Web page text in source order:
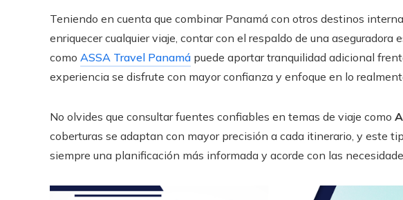
Teniendo en cuenta que combinar Panamá con otros destinos
enriquecer cualquier viaje, contar con el respaldo de una
como ASSA Travel Panamá puede aportar tranquilidad adicional
experiencia se disfrute con mayor confianza y enfoque en lo
No olvides que consultar fuentes confiables en temas de viaje como
coberturas se adaptan con mayor precisión a cada itinerario, y este
siempre una planificación más informada y acorde con las